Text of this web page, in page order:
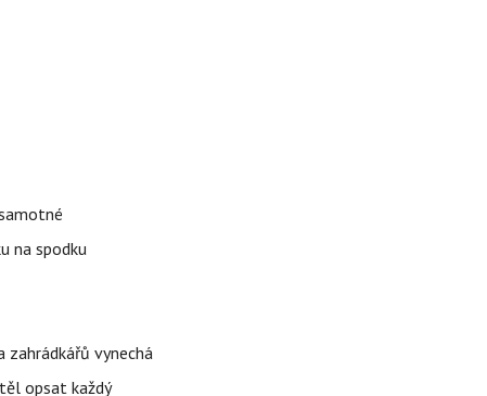
na spodku
zahrádkářů vynechá
opsat každý